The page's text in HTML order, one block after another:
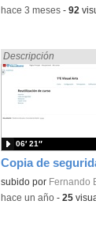
-hace 3 meses- 92
Encontrado
Descripción
Contenido educativo.
subido por Fernando
06′ 21″
-hace un año- 25